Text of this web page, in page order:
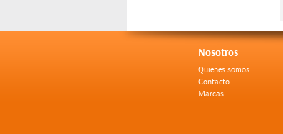
Nosotros
Quienes somos
Contacto
Marcas